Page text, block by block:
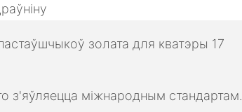
з'яўляецца міжнародным стандартам.